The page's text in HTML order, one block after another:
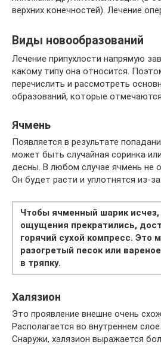
верхних конечностей). Лечение
Виды новообразований
Лечение припухлости напрямую
какому типу она относится.
перечислить и рассмотреть
образований, которые
Ячмень
Появляется в результате
может быть случайная соринка
десны. В любом случае ячмень не
Он будет расти и уплотнятся из-за
Чтобы ячменный шарик
ощущения прекратились,
горячий сухой компресс. Это
разогретый песок или
в тряпку.
Халязион
Это проявление внешне очень
Располагается во внутреннем
Снаружи, халязион выражается